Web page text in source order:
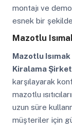
montajı ve
esnek bir
Mazotlu
Mazotlu Isımak
Kiralama
karşılayarak
mazotlu
uzun süre
müşteriler için